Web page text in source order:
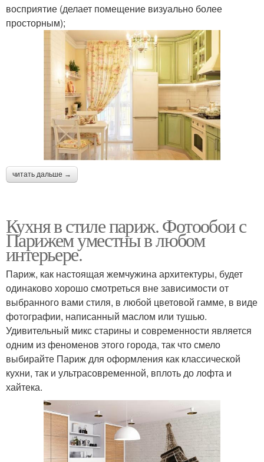
восприятие (делает помещение визуально более
просторным);
читать дальше →
Кухня в стиле париж. Фотообои с
Парижем уместны в любом
интерьере.
Париж, как настоящая жемчужина архитектуры, будет
одинаково хорошо смотреться вне зависимости от
выбранного вами стиля, в любой цветовой гамме, в виде
фотографии, написанный маслом или тушью.
Удивительный микс старины и современности является
одним из феноменов этого города, так что смело
выбирайте Париж для оформления как классической
кухни, так и ультрасовременной, вплоть до лофта и
хайтека.